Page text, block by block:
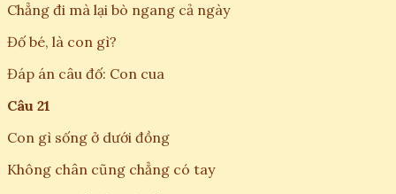
Chẳng đi mà lại bò ngang cả ngày
Đố bé, là con gì?
Đáp án câu đố: Con cua
Câu 21
Con gì sống ở dưới đồng
Không chân cũng chẳng có tay